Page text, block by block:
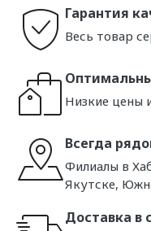
Гарантия
Весь товар
Низкие цены
Всегда
Филиалы в
Якутске,
Доставка в